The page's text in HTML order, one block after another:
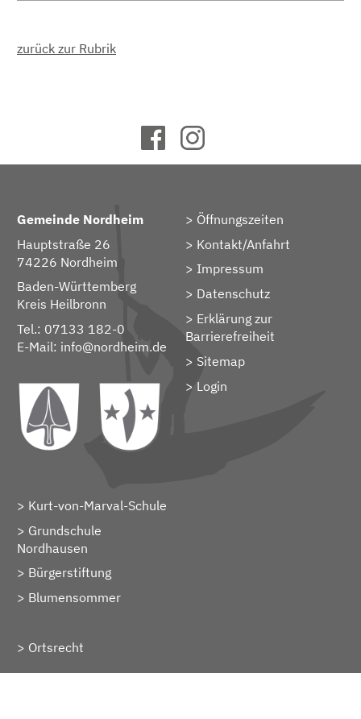
zurück zur Rubrik
Gemeinde Nordheim
Hauptstraße 26
74226 Nordheim
Baden-Württemberg
Kreis Heilbronn
Tel.: 07133 182-0
E-Mail: info@nordheim.de
Öffnungszeiten
Kontakt/Anfahrt
Impressum
Datenschutz
Erklärung zur
Barrierefreiheit
Sitemap
> Login
Kurt-von-Marval-Schule
Grundschule
Nordhausen
Bürgerstiftung
Blumensommer
Ortsrecht